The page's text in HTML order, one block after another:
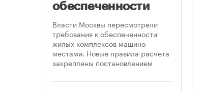
обеспеченности
новостроек
парковками
Власти Москвы пересмотрели
требования к обеспеченности
жилых комплексов машино-
местами. Новые правила расчета
закреплены постановлением
от 5 августа 2026 года. Документ